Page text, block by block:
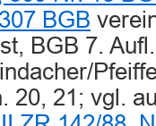
BGB
BGB 7.
20, 21; vgl.